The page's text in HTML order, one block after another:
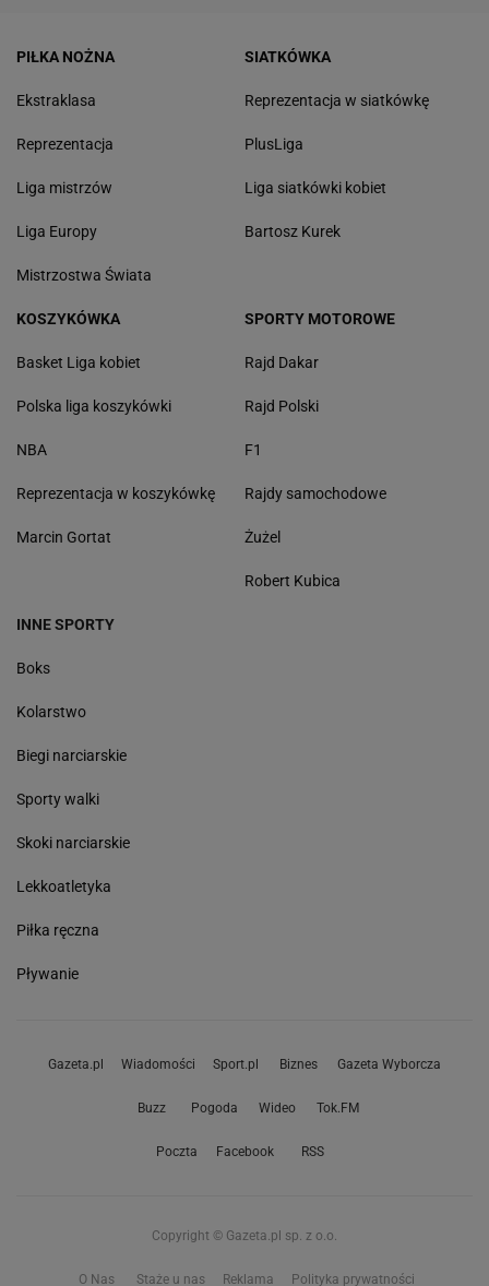
PIŁKA NOŻNA
Ekstraklasa
Reprezentacja
Liga mistrzów
Liga Europy
Mistrzostwa Świata
SIATKÓWKA
Reprezentacja w siatkówkę
PlusLiga
Liga siatkówki kobiet
Bartosz Kurek
KOSZYKÓWKA
Basket Liga kobiet
Polska liga koszykówki
NBA
Reprezentacja w koszykówkę
Marcin Gortat
SPORTY MOTOROWE
Rajd Dakar
Rajd Polski
F1
Rajdy samochodowe
Żużel
Robert Kubica
INNE SPORTY
Boks
Kolarstwo
Biegi narciarskie
Sporty walki
Skoki narciarskie
Lekkoatletyka
Piłka ręczna
Pływanie
Gazeta.pl Wiadomości Sport.pl Biznes Gazeta Wyborcza
Buzz Pogoda Wideo Tok.FM
Poczta Facebook RSS
Copyright © Gazeta.pl sp. z o.o.
O Nas Staże u nas Reklama Polityka prywatności